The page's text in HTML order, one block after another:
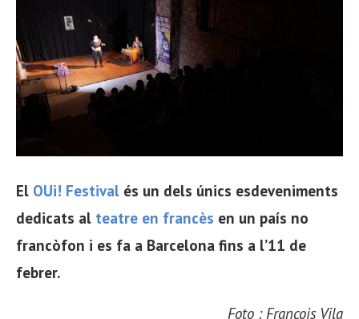
El OUi! Festival és un dels únics esdeveniments
dedicats al teatre en francès en un país no
francòfon i es fa a Barcelona fins a l’11 de
febrer.
Foto : François Vila